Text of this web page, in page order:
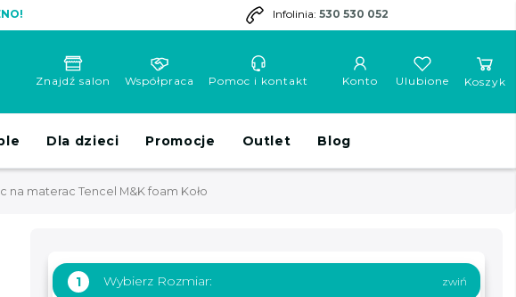
Infolinia: 530 530 052
Znajdź salon Współpraca Pomoc i kontakt Konto Koszyk
Ulubione
Dla dzieci Promocje Outlet Blog
na materac Tencel M&K foam Koło
1 Wybierz Rozmiar: